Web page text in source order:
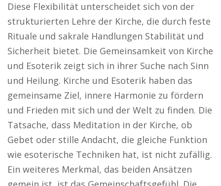
Diese Flexibilität unterscheidet sich von der
strukturierten Lehre der Kirche, die durch feste
Rituale und sakrale Handlungen Stabilität und
Sicherheit bietet. Die Gemeinsamkeit von Kirche
und Esoterik zeigt sich in ihrer Suche nach Sinn
und Heilung. Kirche und Esoterik haben das
gemeinsame Ziel, innere Harmonie zu fördern
und Frieden mit sich und der Welt zu finden. Die
Tatsache, dass Meditation in der Kirche, ob
Gebet oder stille Andacht, die gleiche Funktion
wie esoterische Techniken hat, ist nicht zufällig.
Ein weiteres Merkmal, das beiden Ansätzen